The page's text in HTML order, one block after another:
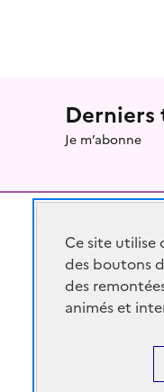
Menu
Derniers
Je m’abonne
legifrance.gouv.fr
Ce site utilise
des boutons
des
animés et